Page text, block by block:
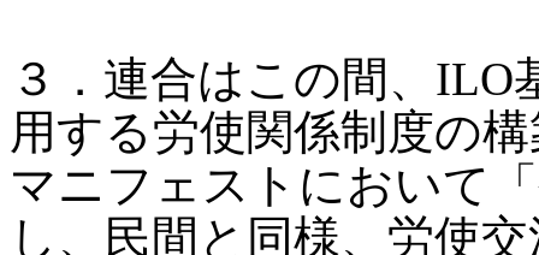
３．連合はこの間、
用する労使関係制度の
マニフェストにおいて
し、民間と同様、労使